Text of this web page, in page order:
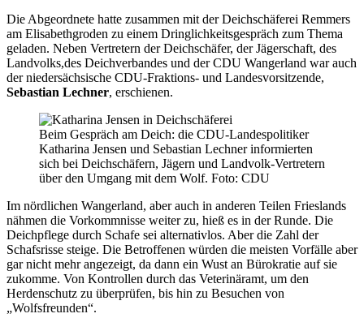
Die Abgeordnete hatte zusammen mit der Deichschäferei Remmers
am Elisabethgroden zu einem Dringlichkeitsgespräch zum Thema
geladen. Neben Vertretern der Deichschäfer, der Jägerschaft, des
Landvolks,des Deichverbandes und der CDU Wangerland war auch
der niedersächsische CDU-Fraktions- und Landesvorsitzende,
Sebastian Lechner, erschienen.
Beim Gespräch am Deich: die CDU-Landespolitiker
Katharina Jensen und Sebastian Lechner informierten
sich bei Deichschäfern, Jägern und Landvolk-Vertretern
über den Umgang mit dem Wolf. Foto: CDU
Im nördlichen Wangerland, aber auch in anderen Teilen Frieslands
nähmen die Vorkommnisse weiter zu, hieß es in der Runde. Die
Deichpflege durch Schafe sei alternativlos. Aber die Zahl der
Schafsrisse steige. Die Betroffenen würden die meisten Vorfälle aber
gar nicht mehr angezeigt, da dann ein Wust an Bürokratie auf sie
zukomme. Von Kontrollen durch das Veterinäramt, um den
Herdenschutz zu überprüfen, bis hin zu Besuchen von
„Wolfsfreunden“.